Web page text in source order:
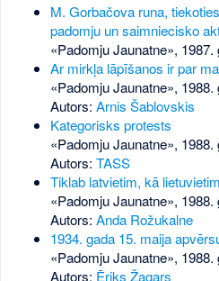
M. Gorbačova runa,
padomju un saimniecisko
«Padomju Jaunatne»,
Ar mirkļa lāpīšanos ir par
«Padomju Jaunatne»,
Autors: Arnis Šablovskis
Kategorisks protests
«Padomju Jaunatne»,
Autors: TASS
Tiklab latvietim, kā lietuvietim
«Padomju Jaunatne»,
Autors: Anda Rožukalne
1934. gada 15. maija
«Padomju Jaunatne»,
Autors: Ēriks Žagars